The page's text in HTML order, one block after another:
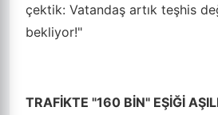
çektik: Vatandaş artık teşhis
bekliyor!"
TRAFİKTE "160 BİN" EŞİĞİ